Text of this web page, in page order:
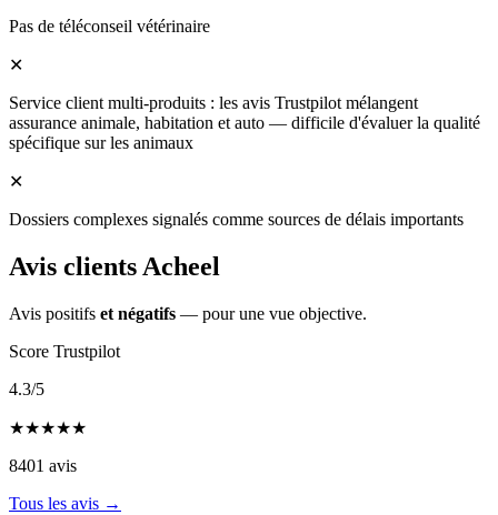
Pas de téléconseil vétérinaire
✕
Service client multi-produits : les avis Trustpilot mélangent
assurance animale, habitation et auto — difficile d'évaluer la qualité
spécifique sur les animaux
✕
Dossiers complexes signalés comme sources de délais importants
Avis clients Acheel
Avis positifs et négatifs — pour une vue objective.
Score Trustpilot
4.3/5
★★★★★
8401 avis
Tous les avis →